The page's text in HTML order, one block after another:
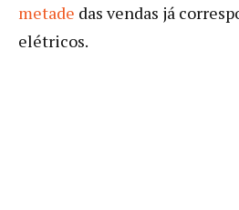
metade das vendas já
elétricos.